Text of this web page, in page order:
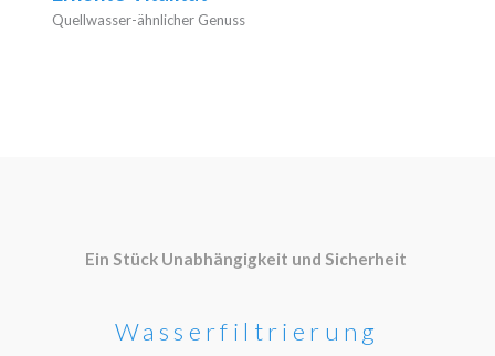
Quellwasser-ähnlicher Genuss
Ein Stück Unabhängigkeit und Sicherheit
Wasserfiltrierung